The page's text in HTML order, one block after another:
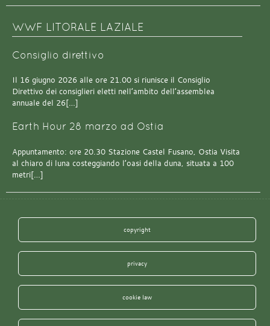
WWF LITORALE LAZIALE
Consiglio direttivo
Il 16 giugno 2026 alle ore 21.00 si riunisce il Consiglio
Direttivo dei consiglieri eletti nell’ambito dell’assemblea
annuale del 26[…]
Earth Hour 28 marzo ad Ostia
Appuntamento: ore 20.30 Stazione Castel Fusano, Ostia Visita
al chiaro di luna costeggiando l’oasi della duna, situata a 100
metri[…]
copyright
privacy
cookie law